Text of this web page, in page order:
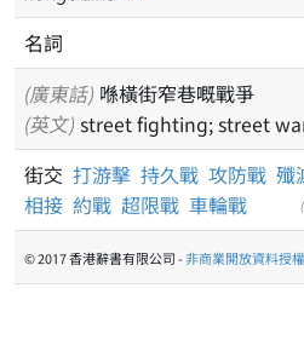
名詞
(廣東話) 喺橫街窄巷嘅戰爭
(英文) street fighting; street
街交 打游擊 持久戰 攻防戰 殲
相接 約戰 超限戰 車輪戰
© 2017 香港辭書有限公司 -非商業開放資料授